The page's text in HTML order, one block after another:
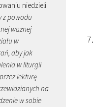
niedzieli
z powodu
ważnej
w
aby jak
w liturgii
lekturę
na
w sobie